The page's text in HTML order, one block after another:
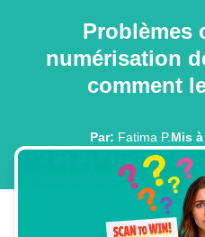
Problèmes
numérisation
comment
Par: Fatima P.Mis